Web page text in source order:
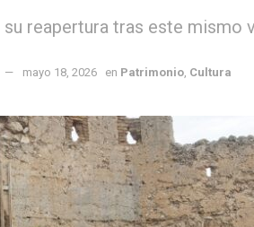
reapertura tras este mismo
mayo 18, 2026 en Patrimonio Cultura